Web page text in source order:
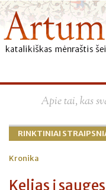
Apie tai, kas
RINKTINIAI
Kronika
Kelias į